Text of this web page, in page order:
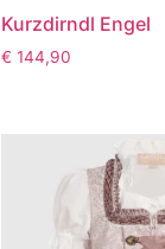
Kurzdirndl Engel
€ 144,90